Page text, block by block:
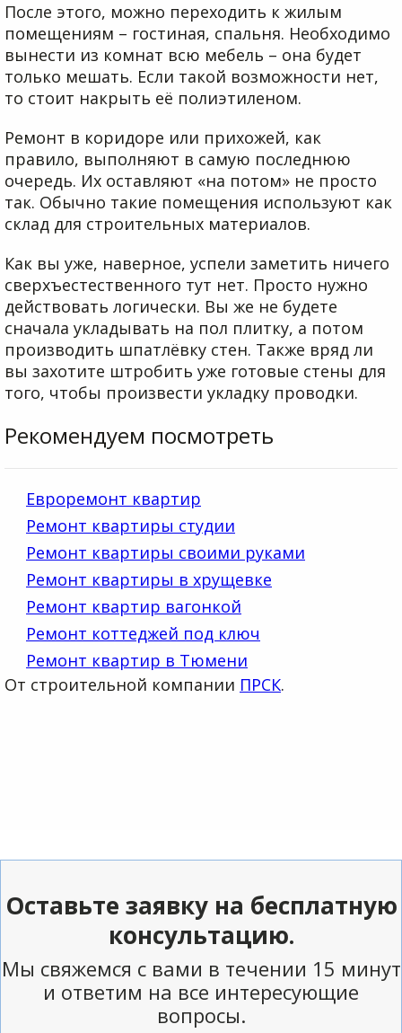
После этого, можно переходить к жилым
помещениям – гостиная, спальня. Необходимо
вынести из комнат всю мебель – она будет
только мешать. Если такой возможности нет,
то стоит накрыть её полиэтиленом.
Ремонт в коридоре или прихожей, как
правило, выполняют в самую последнюю
очередь. Их оставляют «на потом» не просто
так. Обычно такие помещения используют как
склад для строительных материалов.
Как вы уже, наверное, успели заметить ничего
сверхъестественного тут нет. Просто нужно
действовать логически. Вы же не будете
сначала укладывать на пол плитку, а потом
производить шпатлёвку стен. Также вряд ли
вы захотите штробить уже готовые стены для
того, чтобы произвести укладку проводки.
Рекомендуем посмотреть
Евроремонт квартир
Ремонт квартиры студии
Ремонт квартиры своими руками
Ремонт квартиры в хрущевке
Ремонт квартир вагонкой
Ремонт коттеджей под ключ
Ремонт квартир в Тюмени
От строительной компании ПРСК.
Оставьте заявку на бесплатную
консультацию.
Мы свяжемся с вами в течении 15 минут
и ответим на все интересующие
вопросы.